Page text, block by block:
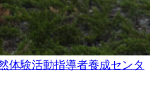
体験活動指導者養成センタ